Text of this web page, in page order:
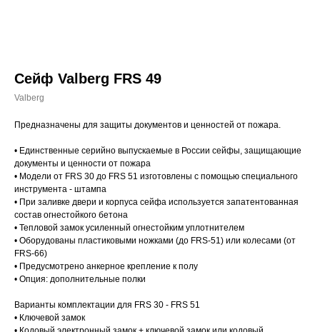
Сейф Valberg FRS 49
Valberg
Предназначены для защиты документов и ценностей от пожара.
• Единственные серийно выпускаемые в России сейфы, защищающие
документы и ценности от пожара
• Модели от FRS 30 до FRS 51 изготовлены с помощью специального
инструмента - штампа
• При заливке двери и корпуса сейфа используется запатентованная
состав огнестойкого бетона
• Тепловой замок усиленный огнестойким уплотнителем
• Оборудованы пластиковыми ножками (до FRS-51) или колесами (от
FRS-66)
• Предусмотрено анкерное крепление к полу
• Опция: дополнительные полки
Варианты комплектации для FRS 30 - FRS 51
• Ключевой замок